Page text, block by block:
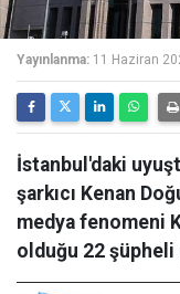
Yayınlanma: 11 Haziran
İstanbul'daki
şarkıcı Kenan
medya fenomeni
olduğu 22 şüpheli